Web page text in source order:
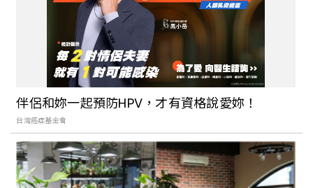
台灣冬季限定景點除了採草莓還能去哪？
新竹採橘子、南投賞梅花，感受冬天專屬
的療癒美景！
台北人過年去哪玩好？2023北部走春景點
總整理：北投三層崎花園彷彿置身日本富
良野、造訪桃園神社開啟一年好運
伴侶和妳一起預防HPV，才有資格說愛妳！
台灣癌症基金會